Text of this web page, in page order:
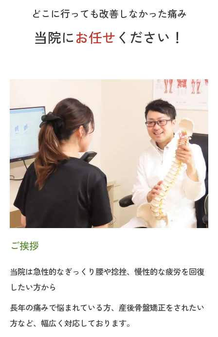
どこに行っても改善しなかった痛み
当院にお任せ ください！
ご挨拶
当院は急性的なぎっくり腰や捻挫、慢性的な疲労を回復
したい方から
長年の痛みで悩まれている方、産後骨盤矯正をされたい
方など、幅広く対応しております。